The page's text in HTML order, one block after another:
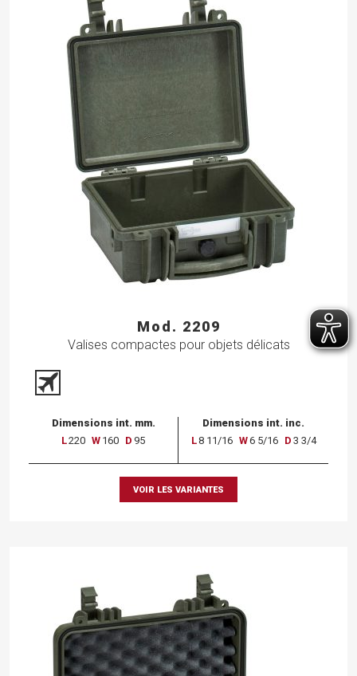
Mod. 2209
Valises compactes pour objets délicats
Dimensions int. mm.
L220 W 160 D 95
Dimensions int. inc.
L8 11/16 W6 5/16 D 3 3/4
VOIR LES VARIANTES